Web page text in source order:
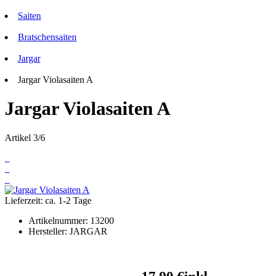
Saiten
Bratschensaiten
Jargar
Jargar Violasaiten A
Jargar Violasaiten A
Artikel 3/6
Lieferzeit: ca. 1-2 Tage
Artikelnummer: 13200
Hersteller: JARGAR